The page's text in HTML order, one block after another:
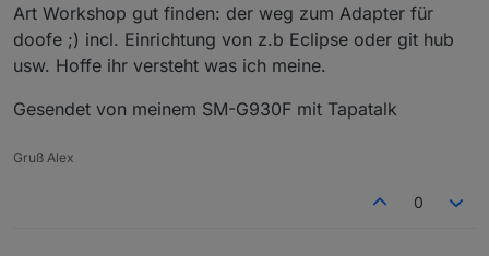
Art Workshop gut finden: der weg zum Adapter für
doofe ;) incl. Einrichtung von z.b Eclipse oder git hub
usw. Hoffe ihr versteht was ich meine.
Gesendet von meinem SM-G930F mit Tapatalk
Gruß Alex
0